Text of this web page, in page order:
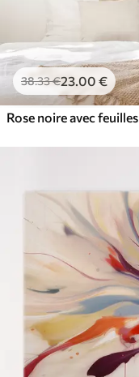
38.33€23.00 €
Rose noire avec feuilles